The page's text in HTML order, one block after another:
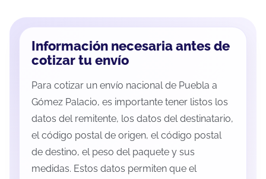
Información necesaria antes de
cotizar tu envío
Para cotizar un envío nacional de Puebla a
Gómez Palacio, es importante tener listos los
datos del remitente, los datos del destinatario,
el código postal de origen, el código postal
de destino, el peso del paquete y sus
medidas. Estos datos permiten que el